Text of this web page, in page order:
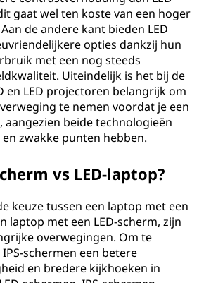
gaat wel ten koste van een hoger
de andere kant bieden LED
opties dankzij hun
met een nog steeds
Uiteindelijk is het bij de
en LED projectoren belangrijk om
te nemen voordat je een
aangezien beide technologieën
zwakke punten hebben.
vs LED-laptop?
keuze tussen een laptop met een
laptop met een LED-scherm, zijn
overwegingen. Om te
schermen een betere
en bredere kijkhoeken in